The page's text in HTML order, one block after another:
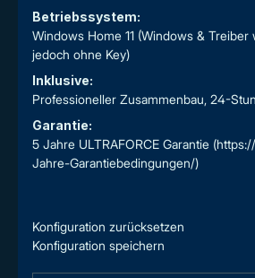
Betriebssystem:
Windows Home 11 (Windows &
jedoch ohne Key)
Inklusive:
Professioneller Zusammenbau, 24-
Garantie:
5 Jahre ULTRAFORCE Garantie
Jahre-Garantiebedingungen/)
Konfiguration zurücksetzen
Konfiguration speichern